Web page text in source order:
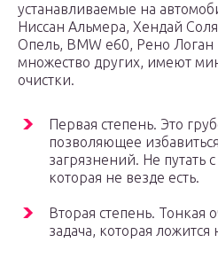
устанавливаемые на
Ниссан Альмера, Хендай
Опель, BMW e60, Рено
множество других, имеют
очистки.
Первая степень. Это
позволяющее
загрязнений. Не путать
которая не везде есть.
Вторая степень. Тонкая
задача, которая